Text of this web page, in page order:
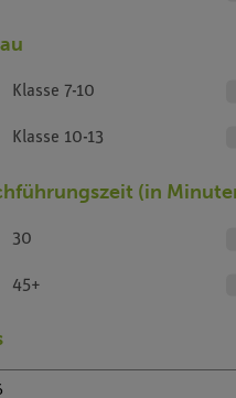
Klasse 7-10
Klasse 10-13
(in
30
45+